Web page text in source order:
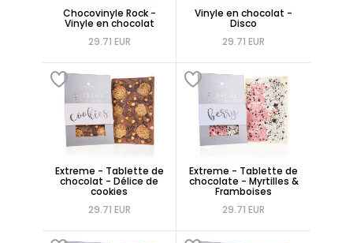
Chocovinyle Rock -
Vinyle en chocolat
29.71 EUR
Vinyle en chocolat -
Disco
29.71 EUR
Extreme - Tablette de
chocolat - Délice de
cookies
29.71 EUR
Extreme - Tablette de
chocolate - Myrtilles &
Framboises
29.71 EUR